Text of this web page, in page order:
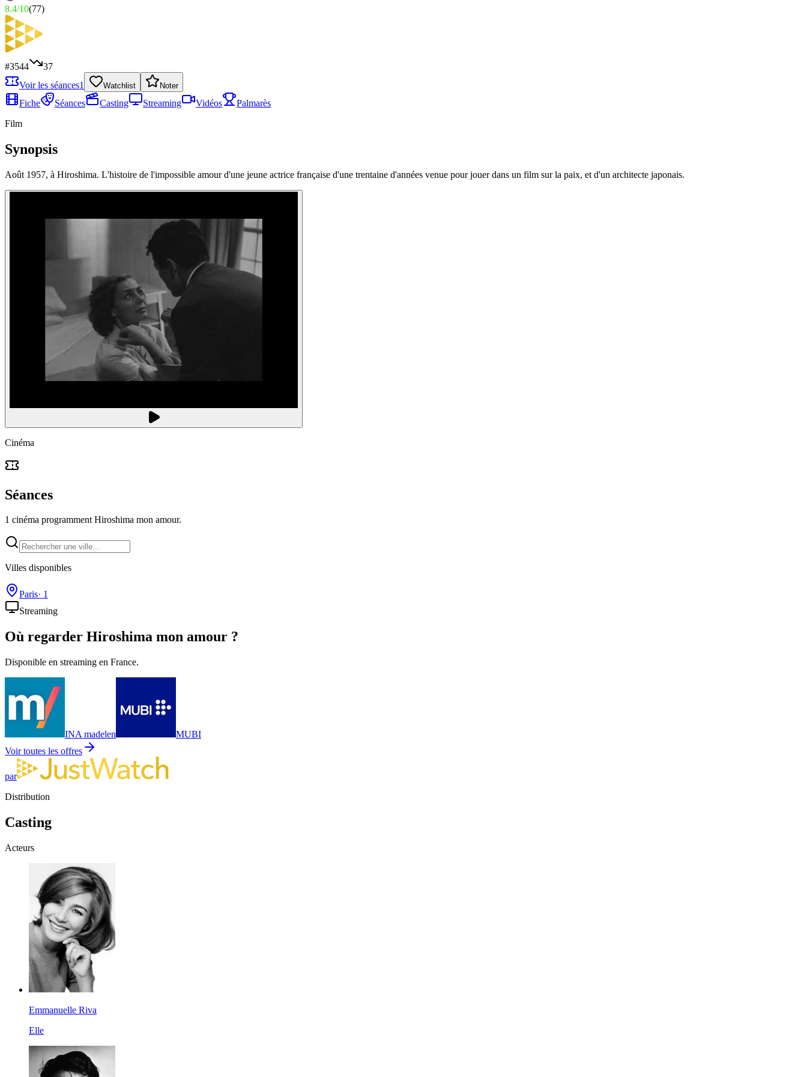
8.4/10(77)
#3544
37
Voir les séances1 Watchlist Noter
Fiche Séances Casting Streaming Vidéos
Palmarès
Film
Synopsis
Août 1957, à Hiroshima. L'histoire de l'impossible amour d'une jeune actrice française d'une trentaine d'années venue pour jouer dans un film sur la paix, et d'un architecte japonais.
Cinéma
Séances
1 cinéma programment Hiroshima mon amour.
Villes disponibles
Paris· 1
Streaming
Où regarder Hiroshima mon amour ?
Disponible en streaming en France.
INA madelen
MUBI
Voir toutes les offres
par
Distribution
Casting
Acteurs
Emmanuelle Riva
Elle